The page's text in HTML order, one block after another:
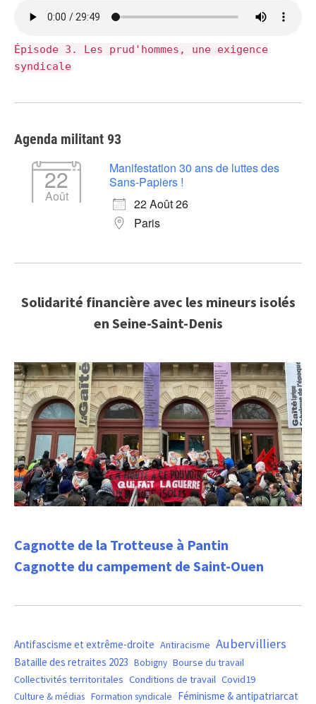
Épisode 3. Les prud'hommes, une exigence
syndicale
Agenda militant 93
22
Août
Manifestation 30 ans de luttes des
Sans-Papiers !
22 Août 26
Paris
Solidarité financière avec les mineurs isolés
en Seine-Saint-Denis
Cagnotte de la Trotteuse à Pantin
Cagnotte du campement de Saint-Ouen
Antifascisme et extrême-droite Antiracisme Aubervilliers
Bataille des retraites 2023 Bobigny Bourse du travail
Collectivités territoritales Conditions de travail Covid19
Culture & médias Formation syndicale Féminisme & antipatriarcat